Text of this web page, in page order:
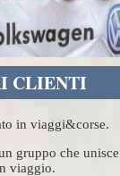
CLIENTI
in viaggi&corse.
gruppo che unisce
viaggio.